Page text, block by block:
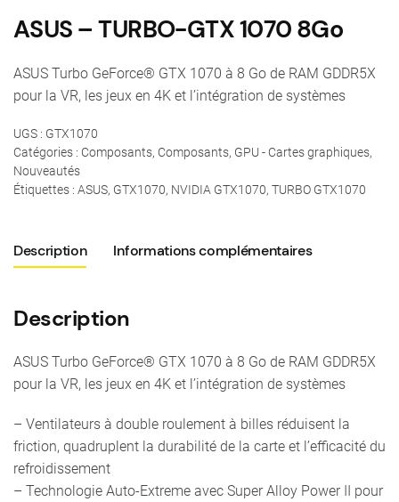
ASUS – TURBO-GTX 1070 8Go
ASUS Turbo GeForce® GTX 1070 à 8 Go de RAM GDDR5X
pour la VR, les jeux en 4K et l’intégration de systèmes
UGS : GTX1070
Catégories : Composants, Composants, GPU - Cartes graphiques,
Nouveautés
Étiquettes : ASUS, GTX1070, NVIDIA GTX1070, TURBO GTX1070
Description Informations complémentaires
Description
ASUS Turbo GeForce® GTX 1070 à 8 Go de RAM GDDR5X
pour la VR, les jeux en 4K et l’intégration de systèmes
– Ventilateurs à double roulement à billes réduisent la
friction, quadruplent la durabilité de la carte et l’efficacité du
refroidissement
– Technologie Auto-Extreme avec Super Alloy Power II pour